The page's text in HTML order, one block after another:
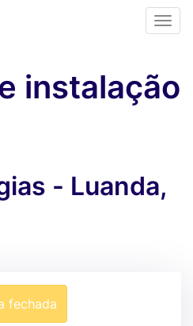
instalação
- Luanda,
fechada